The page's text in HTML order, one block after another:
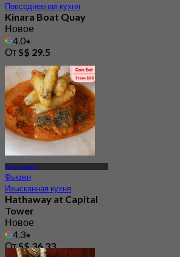
Повседневная кухня
Kinara Boat Quay
Новое
4.0
От S$ 29.5
Телок Айер
Фьюжн
Изысканная кухня
Hathaway at Capital
Tower
Новое
4.3
ОтS$ 36.33